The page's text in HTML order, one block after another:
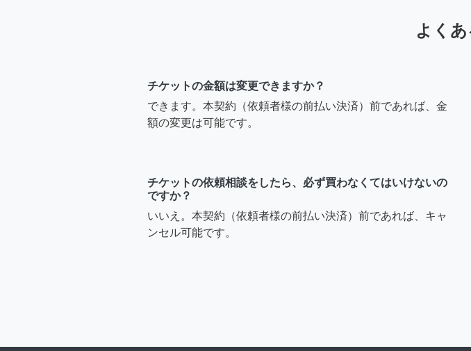
よく
チケットの金額は変更できますか？
できます。本契約（依頼者様の前払い決済）前であれば、金
額の変更は可能です。
チケットの依頼相談をしたら、必ず買わなくてはいけないの
ですか？
いいえ。本契約（依頼者様の前払い決済）前であれば、キャ
ンセル可能です。